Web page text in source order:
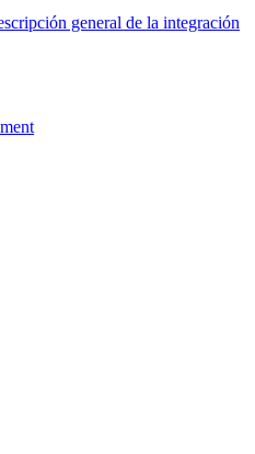
general de la integración